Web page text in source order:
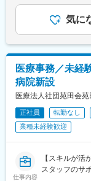
気に
医療事務／未経
病院新設
医療法人社団苑田会
正社員 転勤なし
業種未経験歓迎
仕事内容
【スキルが
スタッフのサ